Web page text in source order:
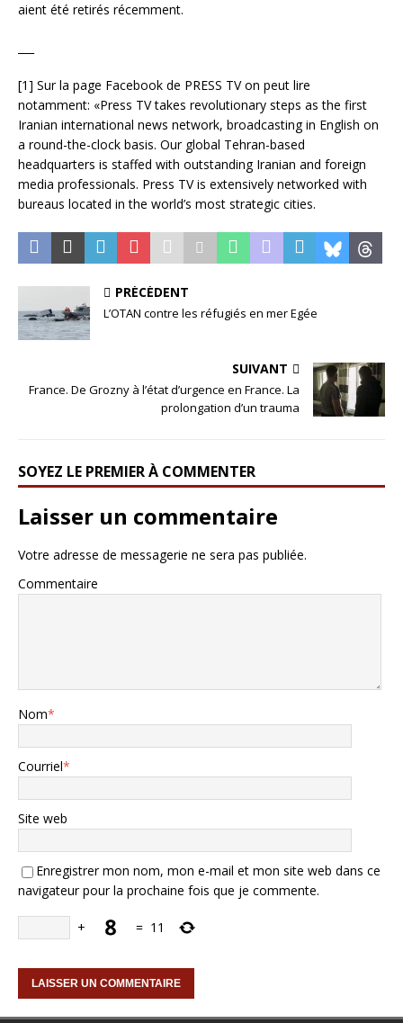
aient été retirés récemment.
[1] Sur la page Facebook de PRESS TV on peut lire
notamment: «Press TV takes revolutionary steps as the first
Iranian international news network, broadcasting in English on
a round-the-clock basis. Our global Tehran-based
headquarters is staffed with outstanding Iranian and foreign
media professionals. Press TV is extensively networked with
bureaus located in the world’s most strategic cities.
PRÉCÉDENT
L’OTAN contre les réfugiés en mer Egée
SUIVANT
France. De Grozny à l’état d’urgence en France. La
prolongation d’un trauma
SOYEZ LE PREMIER À COMMENTER
Laisser un commentaire
Votre adresse de messagerie ne sera pas publiée.
Commentaire
Nom*
Courriel*
Site web
Enregistrer mon nom, mon e-mail et mon site web dans ce
navigateur pour la prochaine fois que je commente.
+ = 11